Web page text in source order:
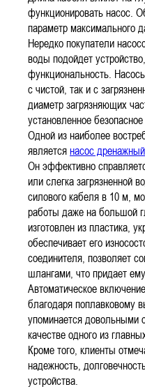
функционировать насос.
параметр максимального
Нередко покупатели
воды подойдет
функциональность.
с чистой, так и с
диаметр загрязняющих
установленное
Одной из наиболее
являетсянасос
Он эффективно
или слегка загрязненной
силового кабеля в 10 м,
работы даже на большой
изготовлен из пластика,
обеспечивает его
соединителя, позволяет
шлангами, что придает
Автоматическое
благодаря поплавковому
упоминается довольными
качестве одного из
Кроме того, клиенты
надежность,
устройства.